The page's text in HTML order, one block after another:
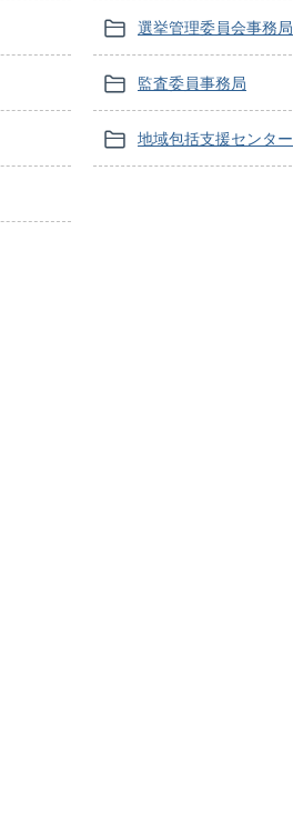
選挙管理委員会事務局
監査委員事務局
地域包括支援センター